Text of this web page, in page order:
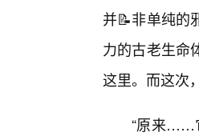
并📝非单纯的
力的古老生命
这里。而这次
“原来……